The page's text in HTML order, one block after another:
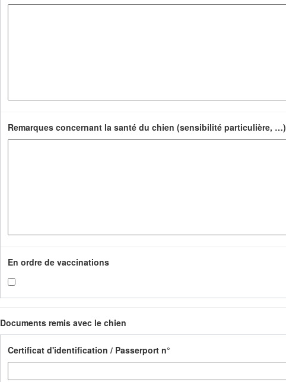
Remarques concernant la santé du chien (sensibilité particulière, …)
En ordre de vaccinations
Documents remis avec le chien
Certificat d'identification / Passerport n°